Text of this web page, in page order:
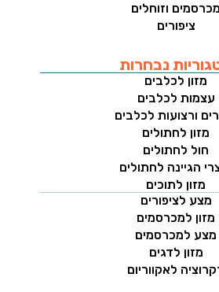
מכרסמים וזוחלים
ציפורים
נבחרות
מזון לכלבים
עצמות לכלבים
ורצועות לכלבים
מזון לחתולים
חול לחתולים
הגיינה לחתולים
מזון לתוכים
מצע לציפורים
מזון למכרסמים
מצע למכרסמים
מזון לדגים
לאקווריום